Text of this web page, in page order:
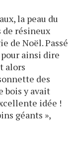
la peau du
résineux
de Noël. Passé
ainsi dire
alors
des
bois y avait
idée !
géants »,